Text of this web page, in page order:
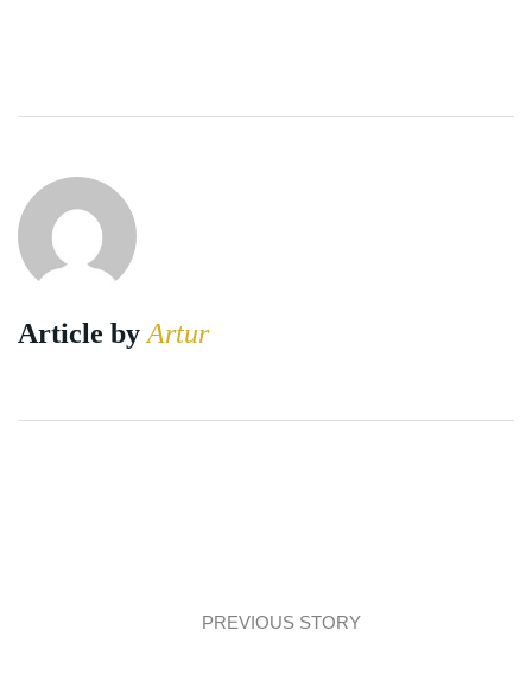
Article byArtur
PREVIOUS STORY